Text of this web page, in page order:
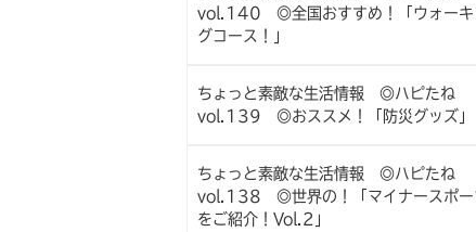
vol.140 ◎全国おすすめ！「ウォーキ
グコース！」
ちょっと素敵な生活情報 ◎ハピたね
vol.139 ◎おススメ！「防災グッズ」
ちょっと素敵な生活情報 ◎ハピたね
vol.138 ◎世界の！「マイナースポー
をご紹介！Vol.2」